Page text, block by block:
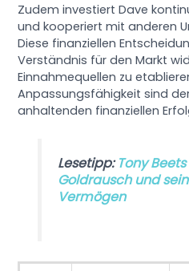
Zudem investiert Dave
und kooperiert mit anderen
Diese finanziellen
Verständnis für den Markt
Einnahmequellen zu
Anpassungsfähigkeit sind
anhaltenden finanziellen
Lesetipp:Tony
Goldrausch und
Vermögen